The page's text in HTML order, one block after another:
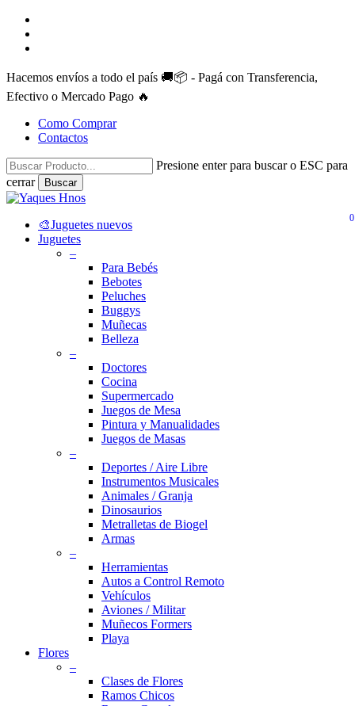
Skip
main
Hacemos envíos a todo el país 🚚📦 - Pagá con Transferencia,
Efectivo o Mercado Pago 🔥
Como Comprar
Contactos
Presione enter para buscar o ESC para
cerrar
Buscar
Close
search
account 0
Menu
🎨Juguetes nuevos
Juguetes
–
Para Bebés
Bebotes
Peluches
Buggys
Muñecas
Belleza
–
Doctores
Cocina
Supermercado
Juegos de Mesa
Pintura y Manualidades
Juegos de Masas
–
Deportes / Aire Libre
Instrumentos Musicales
Animales / Granja
Dinosaurios
Metralletas de Biogel
Armas
–
Herramientas
Autos a Control Remoto
Vehículos
Aviones / Militar
Muñecos Formers
Playa
Flores
–
Clases de Flores
Ramos Chicos